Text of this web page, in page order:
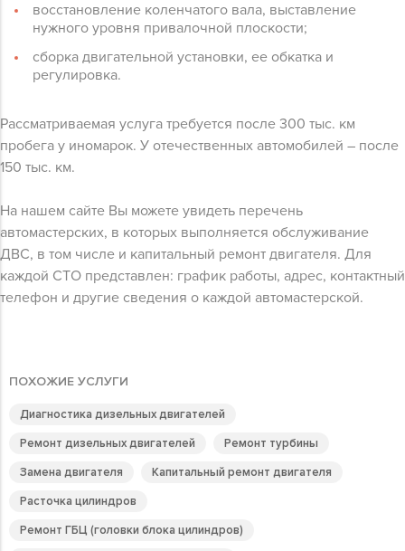
восстановление коленчатого вала, выставление
нужного уровня привалочной плоскости;
сборка двигательной установки, ее обкатка и
регулировка.
Рассматриваемая услуга требуется после 300 тыс. км
пробега у иномарок. У отечественных автомобилей – после
150 тыс. км.
На нашем сайте Вы можете увидеть перечень
автомастерских, в которых выполняется обслуживание
ДВС, в том числе и капитальный ремонт двигателя. Для
каждой СТО представлен: график работы, адрес, контактный
телефон и другие сведения о каждой автомастерской.
ПОХОЖИЕ УСЛУГИ
Диагностика дизельных двигателей
Ремонт дизельных двигателей
Ремонт турбины
Замена двигателя
Капитальный ремонт двигателя
Расточка цилиндров
Ремонт ГБЦ (головки блока цилиндров)